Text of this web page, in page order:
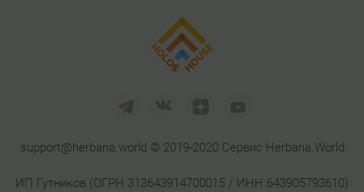
support@herbana.world © 2019-2020 Сервис Herbana.World
ИП Гутников (ОГРН 313643914700015 / ИНН 643905793610)